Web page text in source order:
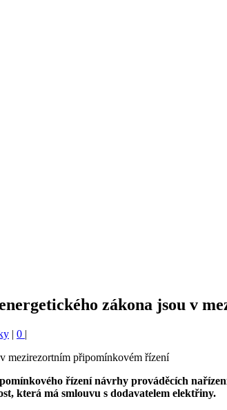
zákona jsou v
| 0 |
řízení návrhy prováděcích
která má smlouvu s dodavatelem elektřiny.